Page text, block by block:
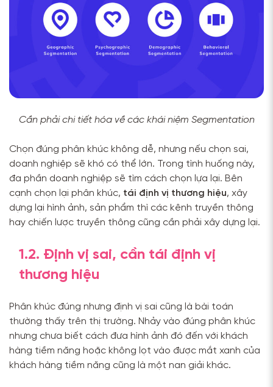
Cần phải chi tiết hóa về các khái niệm Segmentation
Chọn đúng phân khúc không dễ, nhưng nếu chọn sai,
doanh nghiệp sẽ khó có thể lớn. Trong tình huống này,
đa phần doanh nghiệp sẽ tìm cách chọn lựa lại. Bên
cạnh chọn lại phân khúc, tái định vị thương hiệu, xây
dựng lại hình ảnh, sản phẩm thì các kênh truyền thông
hay chiến lược truyền thông cũng cần phải xây dựng lại.
1.2. Định vị sai, cần tái định vị
thương hiệu
Phân khúc đúng nhưng định vị sai cũng là bài toán
thường thấy trên thị trường. Nhảy vào đúng phân khúc
nhưng chưa biết cách đưa hình ảnh đó đến với khách
hàng tiềm năng hoặc không lọt vào được mắt xanh của
khách hàng tiềm năng cũng là một nan giải khác.